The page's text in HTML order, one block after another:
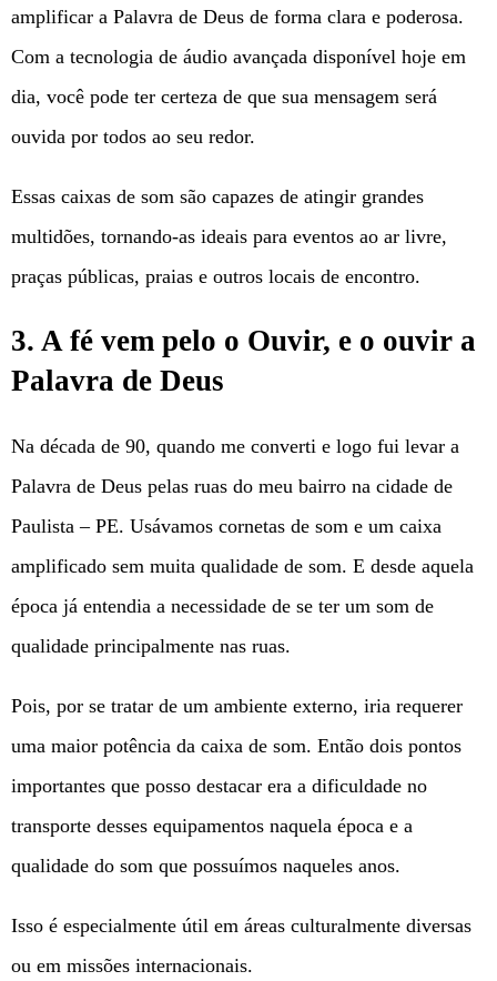
amplificar a Palavra de Deus de forma clara e poderosa.
Com a tecnologia de áudio avançada disponível hoje em
dia, você pode ter certeza de que sua mensagem será
ouvida por todos ao seu redor.
Essas caixas de som são capazes de atingir grandes
multidões, tornando-as ideais para eventos ao ar livre,
praças públicas, praias e outros locais de encontro.
3. A fé vem pelo o Ouvir, e o ouvir a
Palavra de Deus
Na década de 90, quando me converti e logo fui levar a
Palavra de Deus pelas ruas do meu bairro na cidade de
Paulista – PE. Usávamos cornetas de som e um caixa
amplificado sem muita qualidade de som. E desde aquela
época já entendia a necessidade de se ter um som de
qualidade principalmente nas ruas.
Pois, por se tratar de um ambiente externo, iria requerer
uma maior potência da caixa de som. Então dois pontos
importantes que posso destacar era a dificuldade no
transporte desses equipamentos naquela época e a
qualidade do som que possuímos naqueles anos.
Isso é especialmente útil em áreas culturalmente diversas
ou em missões internacionais.